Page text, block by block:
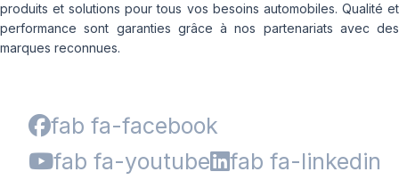
produits et solutions pour tous vos besoins automobiles. Qualité et
performance sont garanties grâce à nos partenariats avec des
marques reconnues.
fab fa-facebook
fab fa-youtube
fab fa-linkedin